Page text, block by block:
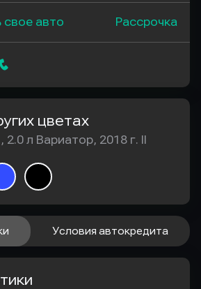
свое авто Рассрочка
цветах
2.0 л Вариатор, 2018 г. II
Условия автокредита